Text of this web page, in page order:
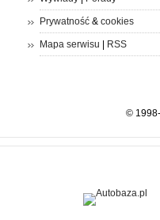
Prywatność& cookies
Mapa serwisu RSS
©